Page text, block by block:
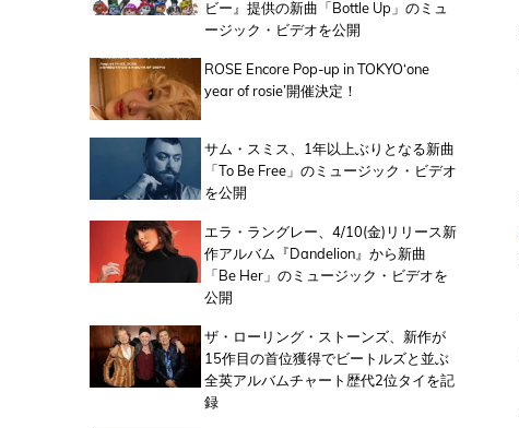
ビー』提供の新曲「Bottle Up」のミュ
ージック・ビデオを公開
ROSE Encore Pop-up in TOKYO‘one
year of rosie’開催決定！
サム・スミス、1年以上ぶりとなる新曲
「To Be Free」のミュージック・ビデオ
を公開
エラ・ラングレー、4/10(金)リリース新
作アルバム『Dandelion』から新曲
「Be Her」のミュージック・ビデオを
公開
ザ・ローリング・ストーンズ、新作が
15作目の首位獲得でビートルズと並ぶ
全英アルバムチャート歴代2位タイを記
録